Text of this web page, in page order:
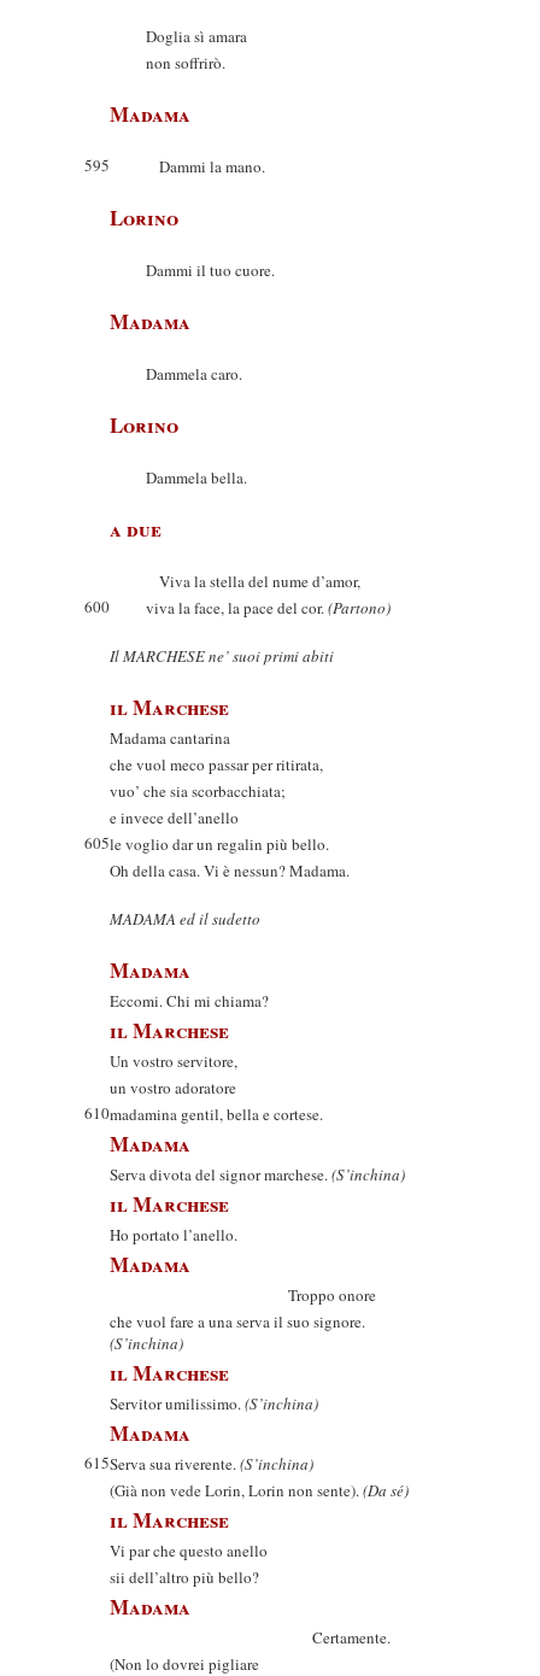
Doglia sì amara
non soffrirò.
Madama
595 Dammi la mano.
Lorino
Dammi il tuo cuore.
Madama
Dammela caro.
Lorino
Dammela bella.
a due
Viva la stella del nume d’amor,
600
viva la face, la pace del cor.(Partono)
Il MARCHESE ne’ suoi primi abiti
il Marchese
Madama cantarina
che vuol meco passar per ritirata,
vuo’ che sia scorbacchiata;
e invece dell’anello
605le voglio dar un regalin più bello.
Oh della casa. Vi è nessun? Madama.
MADAMA ed il sudetto
Madama
Eccomi. Chi mi chiama?
il Marchese
Un vostro servitore,
un vostro adoratore
610madamina gentil, bella e cortese.
Madama
Serva divota del signor marchese.(S’inchina)
il Marchese
Ho portato l’anello.
Madama
Troppo onore
che vuol fare a una serva il suo signore.
(S’inchina)
il Marchese
Servitor umilissimo.(S’inchina)
Madama
615Serva sua riverente.(S’inchina)
(Già non vede Lorin, Lorin non sente).(Da sé)
il Marchese
Vi par che questo anello
sii dell’altro più bello?
Madama
Certamente.
(Non lo dovrei pigliare